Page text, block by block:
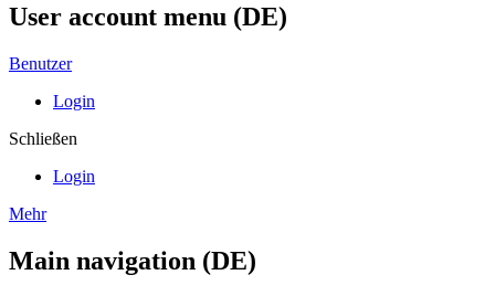
User account menu (DE)
Benutzer
Login
Schließen
Login
Mehr
Main navigation (DE)